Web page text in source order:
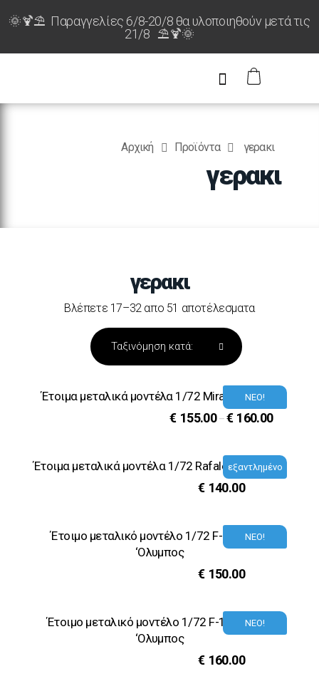
🌞🍹⛱️ Παραγγελίες 6/8-20/8 θα υλοποιηθούν μετά τις
21/8 ⛱️🍹🌞
Αρχική Προϊόντα γερακι
γερακι
γερακι
Βλέπετε 17–32 απο 51 αποτέλεσματα
ΝΕΟ!
Έτοιμα μεταλικά μοντέλα 1/72 Mirage 2000-5
€ 155.00–€ 160.00
εξαντλημένο
Έτοιμα μεταλικά μοντέλα 1/72 Rafale 332 Μοίρα
€ 140.00
ΝΕΟ!
Έτοιμο μεταλικό μοντέλο 1/72 F-16 336M
‘Ολυμπος
€ 150.00
ΝΕΟ!
Έτοιμο μεταλικό μοντέλο 1/72 F-16D 336M
‘Ολυμπος
€ 160.00